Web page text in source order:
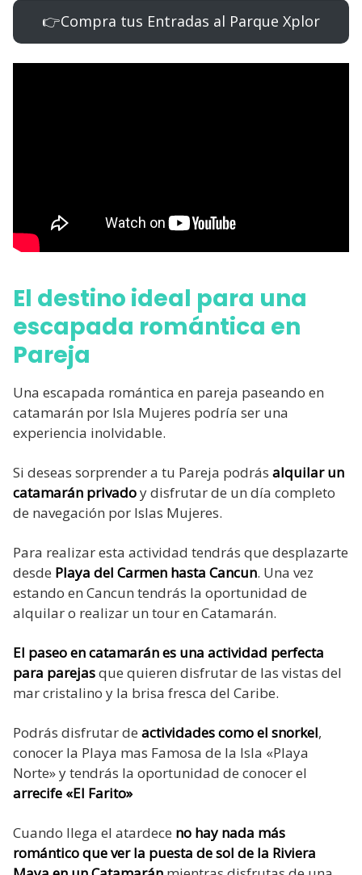
👉 Compra tus Entradas al Parque Xplor
El destino ideal para una
escapada romántica en
Pareja
Una escapada romántica en pareja paseando en
catamarán por Isla Mujeres podría ser una
experiencia inolvidable.
Si deseas sorprender a tu Pareja podrás alquilar un
catamarán privadoy disfrutar de un día completo
de navegación por Islas Mujeres.
Para realizar esta actividad tendrás que desplazarte
desde Playa del Carmen hasta Cancun. Una vez
estando en Cancun tendrás la oportunidad de
alquilar o realizar un tour en Catamarán.
El paseo en catamarán es una actividad perfecta
para parejasque quieren disfrutar de las vistas del
mar cristalino y la brisa fresca del Caribe.
Podrás disfrutar de actividades como el snorkel,
conocer la Playa mas Famosa de la Isla «Playa
Norte» y tendrás la oportunidad de conocer el
arrecife «El Farito»
Cuando llega el atardece no hay nada más
romántico que ver la puesta de sol de la Riviera